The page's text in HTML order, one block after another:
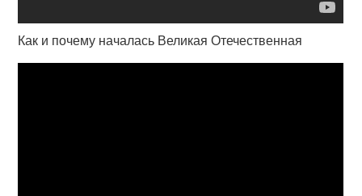
Как и почему началась Великая Отечественная